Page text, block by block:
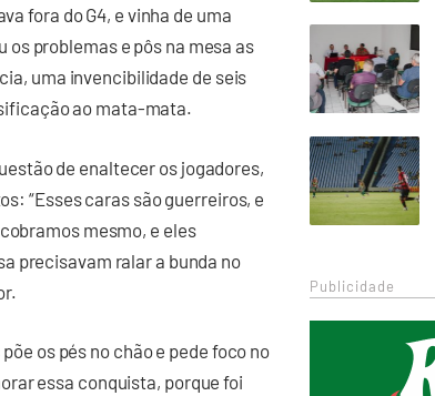
fora do G4, e vinha de uma
problemas e pôs na mesa as
uma invencibilidade de seis
ao mata-mata.
de enaltecer os jogadores,
“Esses caras são guerreiros, e
mesmo, e eles
precisavam ralar a bunda no
os pés no chão e pede foco no
essa conquista, porque foi
Publicidade